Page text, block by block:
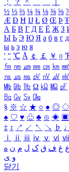
；
？ ＾ ｀
½ ⅓ ⅔ ¼ ¾ ⅛ ⅜ ⅝
Æ Ð Ħ Ĳ Ł Ø Œ Þ Ŧ
А Б В Г Д Е Ё Ж З
Ы Ь Э Ю Я а б в г д
ы ь э ю я
′ ″ ℃ Å ￠ ￡ ￥ ¤
㎙ ㎚ ㎛ ㎜ ㎝ ㎞ ㎟
㎱ ㎲ ㎳ ㎴ ㎵ ㎶ ㎷
㎒ ㎓ ㎔ Ω ㏀ ㏁ ㎊
㏃ ㏉ ㏜ ㏆
§ ※ ☆ ★ ○ ● ◎ ◇
♠ ♡ ♥ ♧ ♣ ⊙ ◈ ▣
‡ ↕ ↗ ↙ ↖ ↘ ♭ ♩
ⅰ
ⅱ ⅲ ⅳ ⅴ ⅵ ⅶ
ع غ ف ق ک ل م ن ه
و ی
닫기